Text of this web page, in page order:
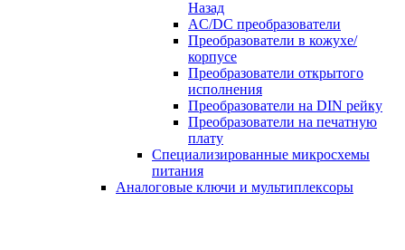
Назад
AC/DC преобразователи
Преобразователи в кожухе/
корпусе
Преобразователи открытого
исполнения
Преобразователи на DIN рейку
Преобразователи на печатную
плату
Специализированные микросхемы
питания
Аналоговые ключи и мультиплексоры